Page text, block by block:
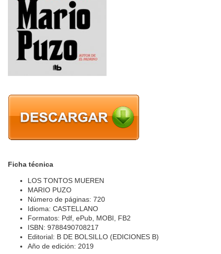
Ficha técnica
LOS TONTOS MUEREN
MARIO PUZO
Número de páginas: 720
Idioma: CASTELLANO
Formatos: Pdf, ePub, MOBI, FB2
ISBN: 9788490708217
Editorial: B DE BOLSILLO (EDICIONES B)
Año de edición: 2019